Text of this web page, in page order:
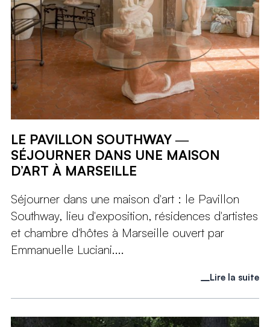
LE PAVILLON SOUTHWAY ―
SÉJOURNER DANS UNE MAISON
D’ART À MARSEILLE
Séjourner dans une maison d'art : le Pavillon
Southway, lieu d'exposition, résidences d'artistes
et chambre d'hôtes à Marseille ouvert par
Emmanuelle Luciani....
Lire la suite